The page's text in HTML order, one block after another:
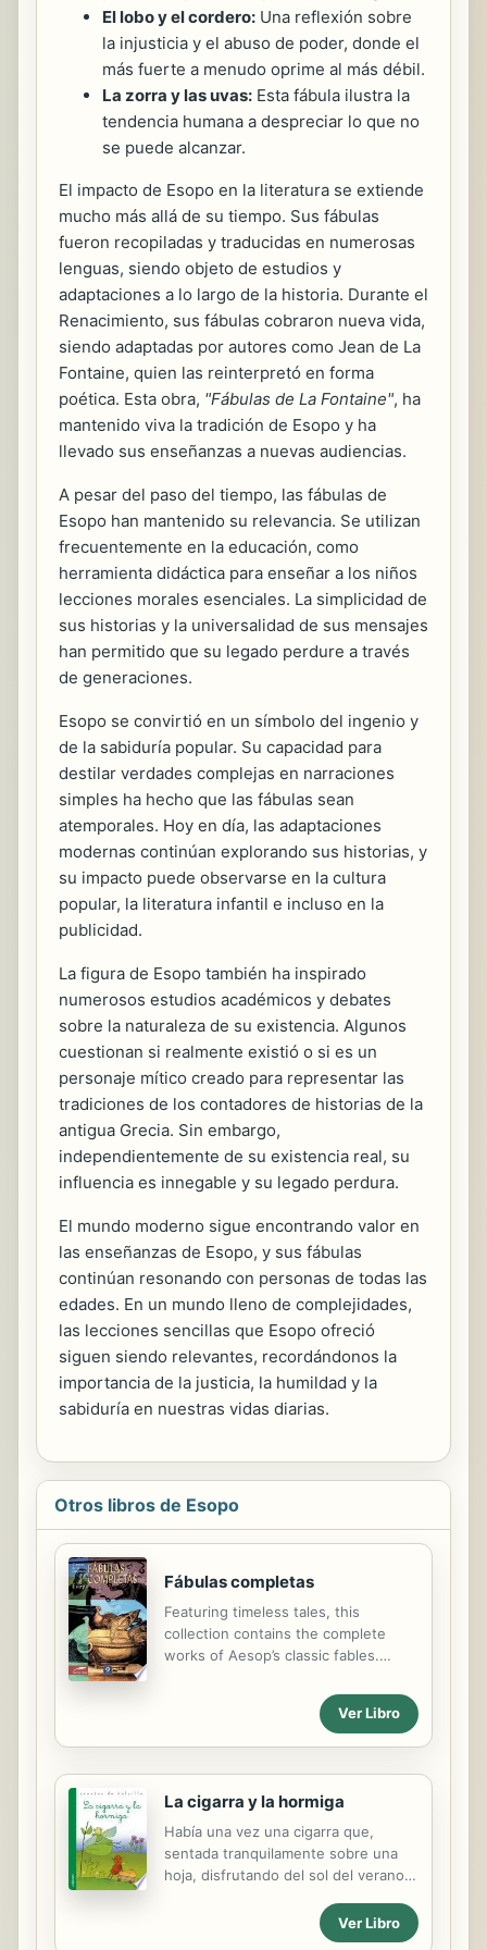
El lobo y el cordero: Una reflexión sobre
la injusticia y el abuso de poder, donde el
más fuerte a menudo oprime al más débil.
La zorra y las uvas: Esta fábula ilustra la
tendencia humana a despreciar lo que no
se puede alcanzar.
El impacto de Esopo en la literatura se extiende
mucho más allá de su tiempo. Sus fábulas
fueron recopiladas y traducidas en numerosas
lenguas, siendo objeto de estudios y
adaptaciones a lo largo de la historia. Durante el
Renacimiento, sus fábulas cobraron nueva vida,
siendo adaptadas por autores como Jean de La
Fontaine, quien las reinterpretó en forma
poética. Esta obra, "Fábulas de La Fontaine", ha
mantenido viva la tradición de Esopo y ha
llevado sus enseñanzas a nuevas audiencias.
A pesar del paso del tiempo, las fábulas de
Esopo han mantenido su relevancia. Se utilizan
frecuentemente en la educación, como
herramienta didáctica para enseñar a los niños
lecciones morales esenciales. La simplicidad de
sus historias y la universalidad de sus mensajes
han permitido que su legado perdure a través
de generaciones.
Esopo se convirtió en un símbolo del ingenio y
de la sabiduría popular. Su capacidad para
destilar verdades complejas en narraciones
simples ha hecho que las fábulas sean
atemporales. Hoy en día, las adaptaciones
modernas continúan explorando sus historias, y
su impacto puede observarse en la cultura
popular, la literatura infantil e incluso en la
publicidad.
La figura de Esopo también ha inspirado
numerosos estudios académicos y debates
sobre la naturaleza de su existencia. Algunos
cuestionan si realmente existió o si es un
personaje mítico creado para representar las
tradiciones de los contadores de historias de la
antigua Grecia. Sin embargo,
independientemente de su existencia real, su
influencia es innegable y su legado perdura.
El mundo moderno sigue encontrando valor en
las enseñanzas de Esopo, y sus fábulas
continúan resonando con personas de todas las
edades. En un mundo lleno de complejidades,
las lecciones sencillas que Esopo ofreció
siguen siendo relevantes, recordándonos la
importancia de la justicia, la humildad y la
sabiduría en nuestras vidas diarias.
Otros libros de Esopo
Fábulas completas
Featuring timeless tales, this
collection contains the complete
works of Aesop’s classic fables.
fundamentales, esta colleción
contiene las obras completas de las
Ver Libro
La cigarra y la hormiga
Había una vez una cigarra que,
sentada tranquilamente sobre una
hoja, disfrutando del sol del verano,
pareja de ratoncitos buscando
semillas, la cigarra cantaba: ¡Ay,
Ver Libro